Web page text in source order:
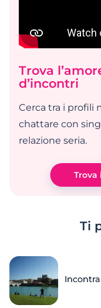
Trova
d’incontri
Cerca tra i profili
chattare con
relazione seria.
Trova
Ti